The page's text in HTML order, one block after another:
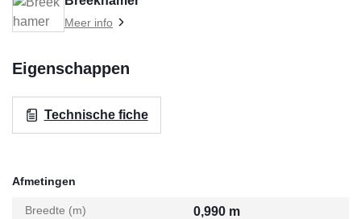
Meer info
Eigenschappen
Technische fiche
Afmetingen
Breedte (m) 0,990 m